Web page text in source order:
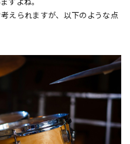
すよね。
えられますが、以下のような点